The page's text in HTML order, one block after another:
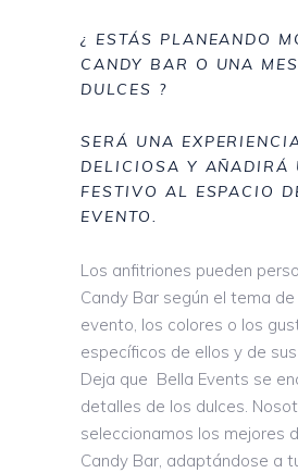
¿ ESTÁS PLANEANDO
CANDY BAR O UNA
DULCES ?
SERÁ UNA
DELICIOSA Y AÑADIRÁ
FESTIVO AL ESPACIO
EVENTO.
Los anfitriones pueden
Candy Bar según el tema
evento, los colores o los
específicos de ellos y de
Deja que Bella Events se
detalles de los dulces.
seleccionamos los mejores
Candy Bar, adaptándose a